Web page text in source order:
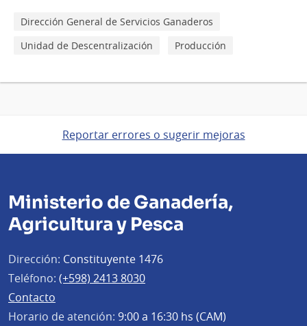
Dirección General de Servicios Ganaderos
Unidad de Descentralización
Producción
Reportar errores o sugerir mejoras
Ministerio de Ganadería,
Agricultura y Pesca
Dirección: Constituyente 1476
Teléfono: (+598) 2413 8030
Contacto
Horario de atención: 9:00 a 16:30 hs (CAM)